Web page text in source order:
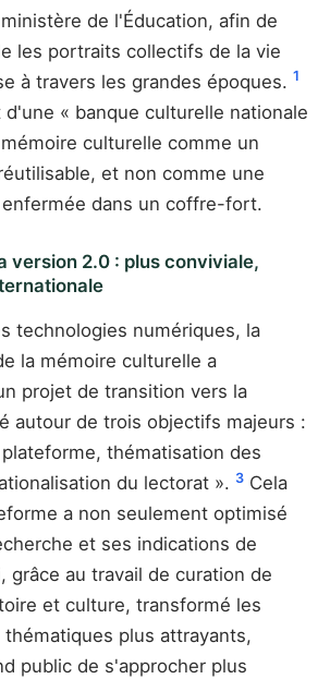
de l'Éducation, afin de
les portraits collectifs de la vie
à travers les grandes époques. 1
« banque culturelle nationale
culturelle comme un
et non comme une
dans un coffre-fort.
version 2.0 : plus conviviale,
technologies numériques, la
la mémoire culturelle a
projet de transition vers la
autour de trois objectifs majeurs :
thématisation des
du lectorat ». 3 Cela
a non seulement optimisé
et ses indications de
grâce au travail de curation de
et culture, transformé les
plus attrayants,
public de s'approcher plus